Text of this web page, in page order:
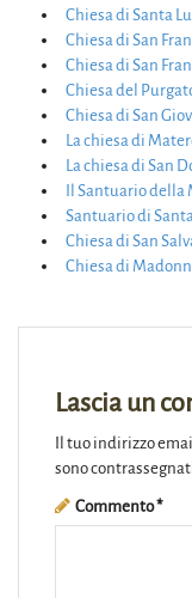
Chiesa di Santa
Chiesa di San
Chiesa di San
Chiesa del
Chiesa di San
La chiesa di
La chiesa di San
Il Santuario della
Santuario di
Chiesa di San
Chiesa di
Lascia un
Il tuo indirizzo
sono
Commento*